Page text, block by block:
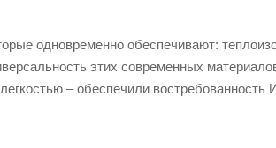
одновременно обеспечивают:
этих современных
– обеспечили